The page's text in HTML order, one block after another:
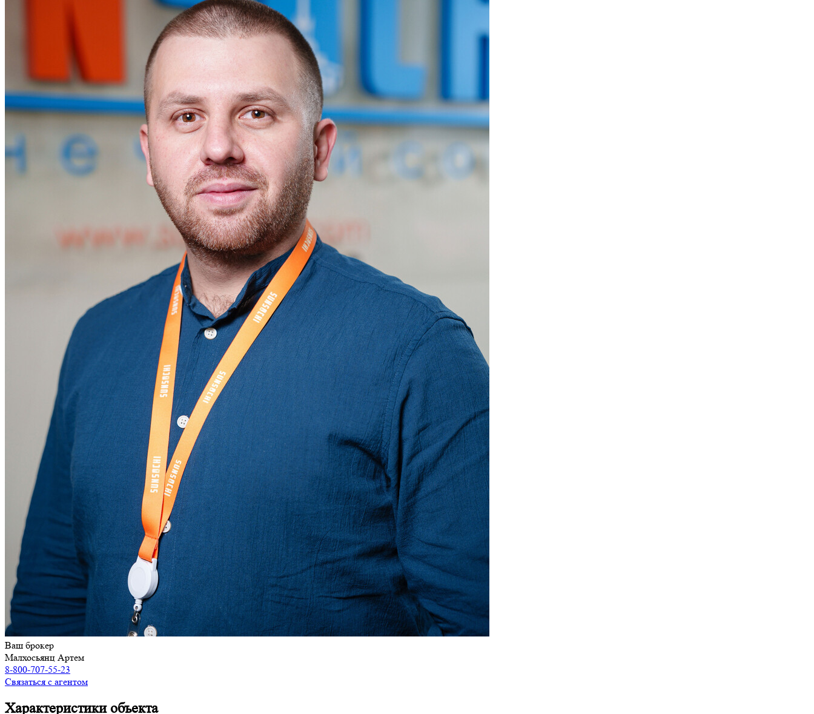
Ваш брокер
Малхосьянц Артем
8-800-707-55-23
Связаться с агентом
Характеристики объекта